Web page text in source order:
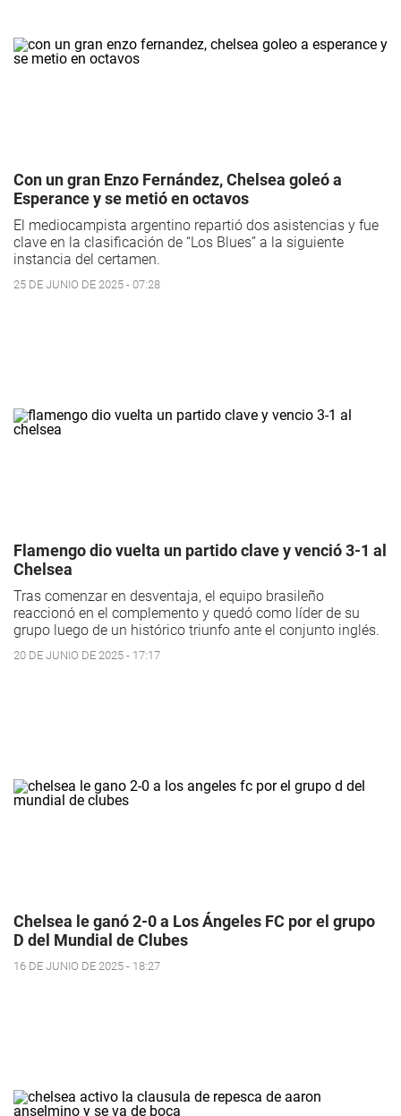
Con un gran Enzo Fernández, Chelsea goleó a
Esperance y se metió en octavos
El mediocampista argentino repartió dos asistencias y fue
clave en la clasificación de “Los Blues” a la siguiente
instancia del certamen.
25 DE JUNIO DE 2025 - 07:28
Flamengo dio vuelta un partido clave y venció 3-1 al
Chelsea
Tras comenzar en desventaja, el equipo brasileño
reaccionó en el complemento y quedó como líder de su
grupo luego de un histórico triunfo ante el conjunto inglés.
20 DE JUNIO DE 2025 - 17:17
Chelsea le ganó 2-0 a Los Ángeles FC por el grupo
D del Mundial de Clubes
16 DE JUNIO DE 2025 - 18:27